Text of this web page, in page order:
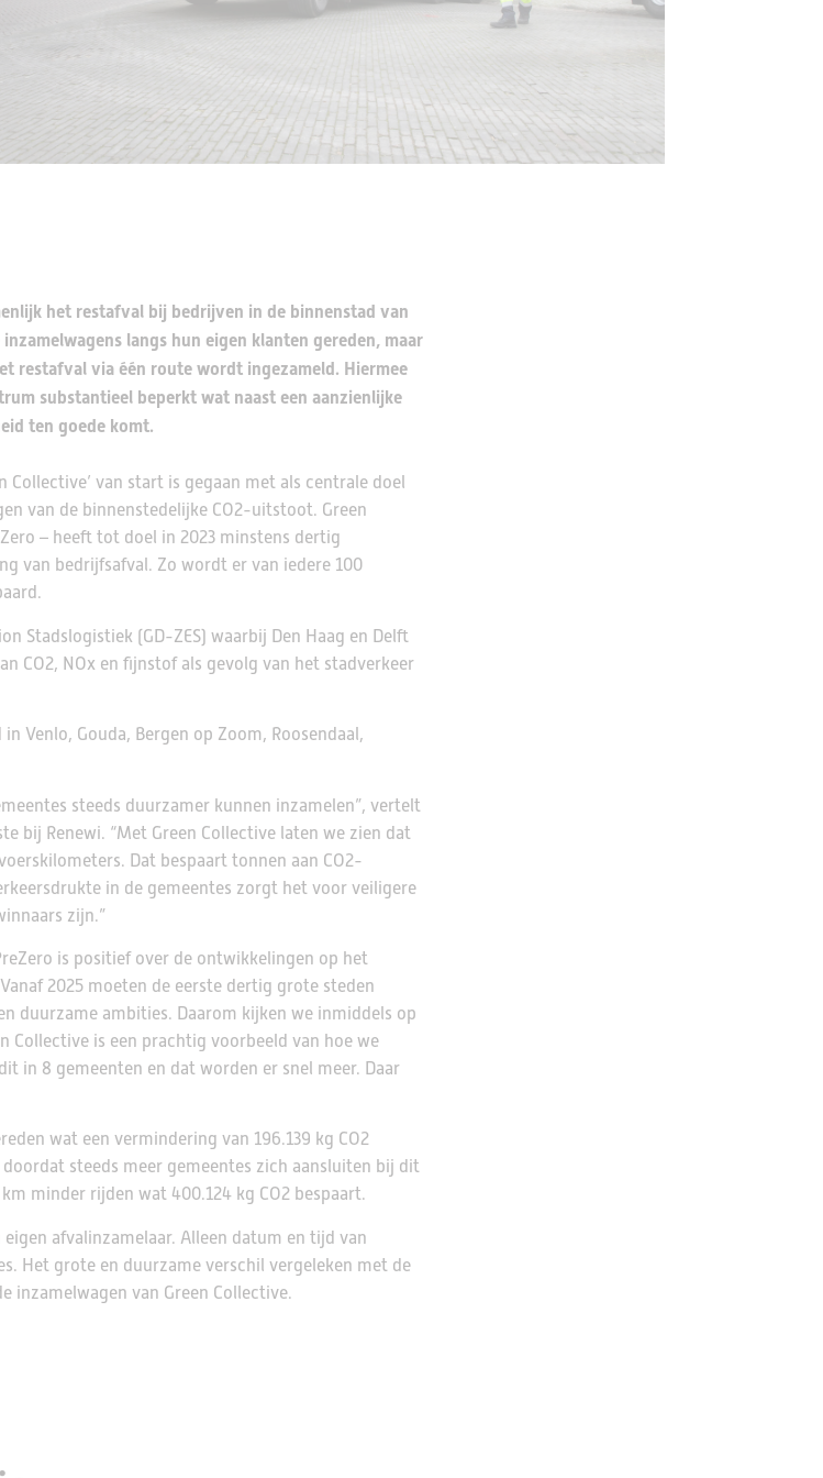
het restafval bij bedrijven in de binnenstad van
langs hun eigen klanten gereden, maar
restafval via één route wordt ingezameld. Hiermee
substantieel beperkt wat naast een aanzienlijke
ten goede komt.
van start is gegaan met als centrale doel
van de binnenstedelijke CO2-uitstoot. Green
– heeft tot doel in 2023 minstens dertig
van bedrijfsafval. Zo wordt er van iedere 100
Stadslogistiek (GD-ZES) waarbij Den Haag en Delft
CO2, NOx en fijnstof als gevolg van het stadverkeer
Venlo, Gouda, Bergen op Zoom, Roosendaal,
steeds duurzamer kunnen inzamelen”, vertelt
bij Renewi. “Met Green Collective laten we zien dat
Dat bespaart tonnen aan CO2-
in de gemeentes zorgt het voor veiligere
zijn.”
is positief over de ontwikkelingen op het
2025 moeten de eerste dertig grote steden
duurzame ambities. Daarom kijken we inmiddels op
Collective is een prachtig voorbeeld van hoe we
in 8 gemeenten en dat worden er snel meer. Daar
wat een vermindering van 196.139 kg CO2
steeds meer gemeentes zich aansluiten bij dit
minder rijden wat 400.124 kg CO2 bespaart.
afvalinzamelaar. Alleen datum en tijd van
Het grote en duurzame verschil vergeleken met de
inzamelwagen van Green Collective.